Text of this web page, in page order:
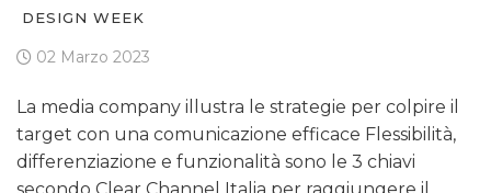
DESIGN WEEK
02 Marzo 2023
La media company illustra le strategie per colpire il
target con una comunicazione efficace Flessibilità,
differenziazione e funzionalità sono le 3 chiavi